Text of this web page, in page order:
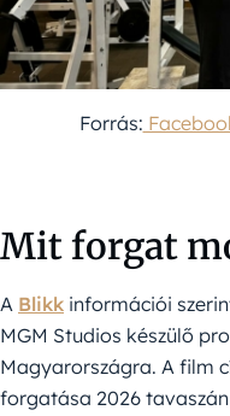
Forrás:
Mit forgat
A Blikk információi
MGM Studios készülő
Magyarországra. A film
forgatása 2026